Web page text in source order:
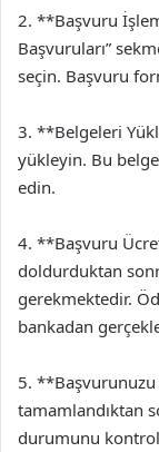
2. **Başvuru
Başvuruları”
seçin. Başvuru
3. **Belgeleri
yükleyin. Bu
edin.
4. **Başvuru
doldurduktan
gerekmektedir.
bankadan
5.
tamamlandıktan
durumunu kontrol